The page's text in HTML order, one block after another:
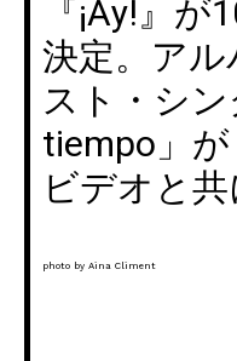
『¡Ay!』
決定。ア
スト・シ
tiempo」
ビデオと共
photo by Aina Climent